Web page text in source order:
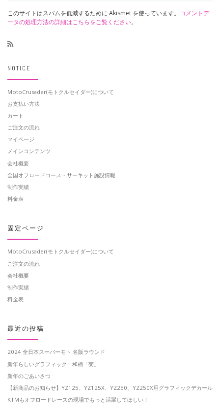
このサイトはスパムを低減するために Akismet を使っています。 コメントデ
ータの処理方法の詳細はこちらをご覧ください。
NOTICE
MotoCrusader(モトクルセイダー)について
お支払い方法
カート
ご注文の流れ
マイページ
メインコンテンツ
会社概要
全国オフロードコース・サーキット施設情報
制作実績
料金表
固定ページ
MotoCrusader(モトクルセイダー)について
ご注文の流れ
会社概要
制作実績
料金表
最近の投稿
2024 全日本スーパーモト 名阪ラウンド
新年らしいグラフィック 和柄「菊」
新年のごあいさつ
【新商品のお知らせ】YZ125、YZ125X、YZ250、YZ250X用グラフィックデカール
KTMもオフロードレースの現場でもっと活躍してほしい！